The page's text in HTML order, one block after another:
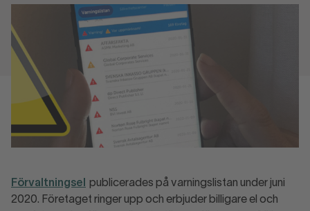
Förvaltningsel
publicerades på varningslistan under juni
2020. Företaget ringer upp och erbjuder billigare el och